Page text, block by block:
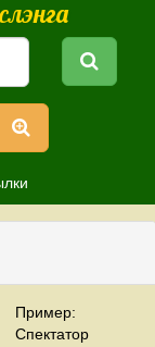
Пример:
Спектатор